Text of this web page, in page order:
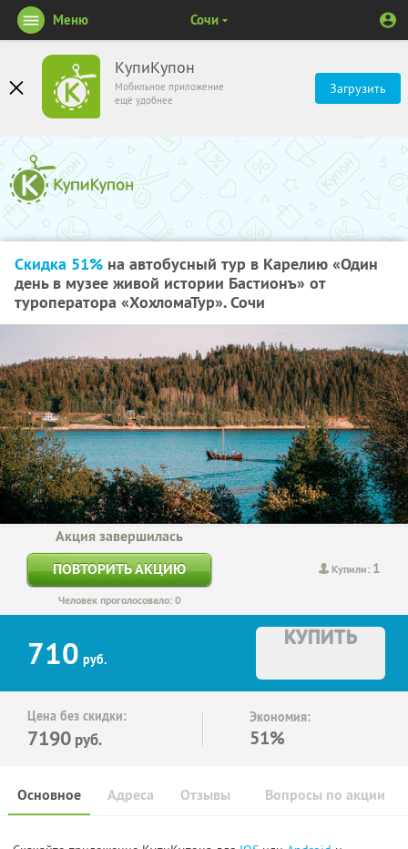
КупиКупон
Мобильное приложение
ещё удобнее
Загрузить
Меню Сочи
Скидка 51% на автобусный тур в Карелию «Один
день в музее живой истории Бастионъ» от
туроператора «ХохломаТур». Сочи
Купили: 1
Акция завершилась
ПОВТОРИТЬ АКЦИЮ
Человек проголосовало: 0
710 руб.
КУПИТЬ
Цена без скидки:
7190 руб.
Экономия:
51%
Основное Отзывы Вопросы по акции
Адреса